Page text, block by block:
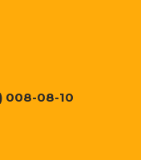
008-08-10